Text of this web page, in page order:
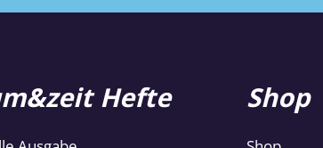
Hefte Shop